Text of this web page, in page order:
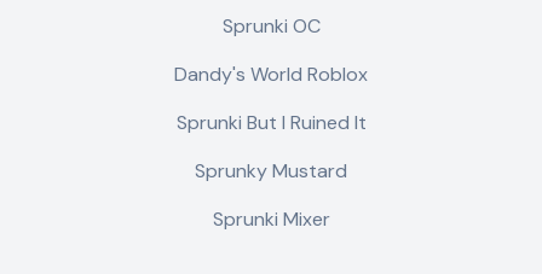
Sprunki OC
Dandy's World Roblox
Sprunki But I Ruined It
Sprunky Mustard
Sprunki Mixer